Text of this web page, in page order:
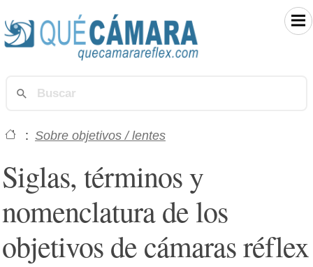
: Sobre objetivos / lentes
Siglas, términos y
nomenclatura de los
objetivos de cámaras réflex